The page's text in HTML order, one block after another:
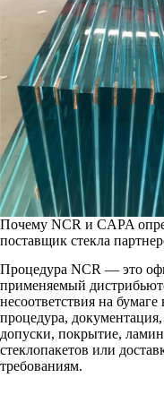
Почему NCR и CAPA
поставщик стекла
Процедура NCR — это
применяемый
несоответствия на бумаге
процедура,
допуски, покрытие,
стеклопакетов или
требованиям.